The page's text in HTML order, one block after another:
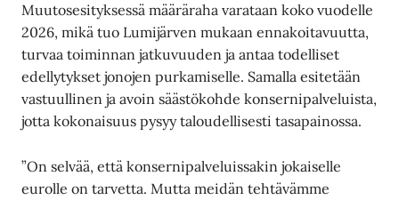
Muutosesityksessä määräraha varataan koko vuodelle
2026, mikä tuo Lumijärven mukaan ennakoitavuutta,
turvaa toiminnan jatkuvuuden ja antaa todelliset
edellytykset jonojen purkamiselle. Samalla esitetään
vastuullinen ja avoin säästökohde konsernipalveluista,
jotta kokonaisuus pysyy taloudellisesti tasapainossa.
”On selvää, että konsernipalveluissakin jokaiselle
eurolle on tarvetta. Mutta meidän tehtävämme